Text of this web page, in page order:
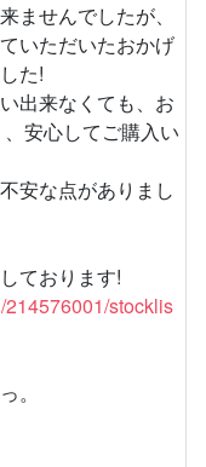
ませんでしたが、
いただいたおかげ
た!
出来なくても、お
安心してご購入い
安な点がありまし
ております!
214576001/stocklis
。